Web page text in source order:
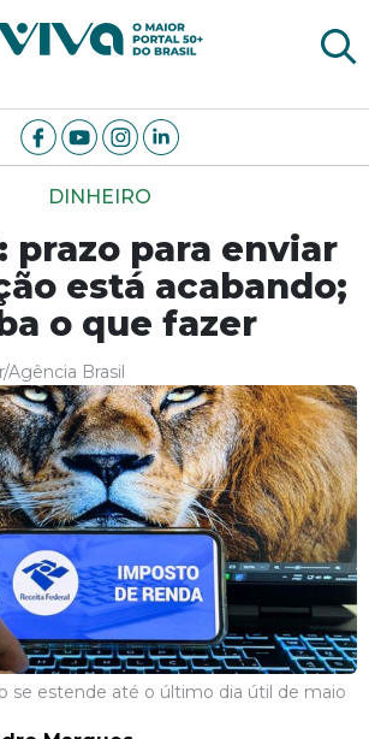
Viva Notícias
DINHEIRO
prazo para enviar
está acabando;
o que fazer
Brasil
se estende até o último dia útil de maio